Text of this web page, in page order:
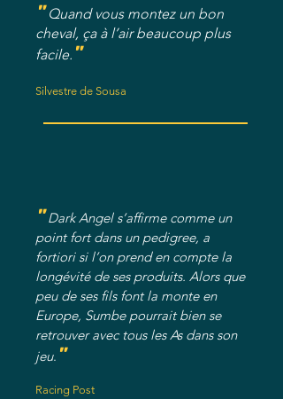
"Quand vous montez un bon
cheval, ça à l’air beaucoup plus
facile. "
Silvestre de Sousa
"Dark Angel s’affirme comme un
point fort dans un pedigree, a
fortiori si l’on prend en compte la
longévité de ses produits. Alors que
peu de ses fils font la monte en
Europe, Sumbe pourrait bien se
retrouver avec tous les As dans son
jeu. "
Racing Post